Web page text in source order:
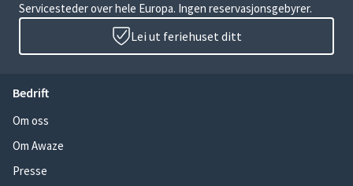
Servicesteder over hele Europa. Ingen reservasjonsgebyrer.
Lei ut feriehuset ditt
Bedrift
Om oss
Om Awaze
Presse